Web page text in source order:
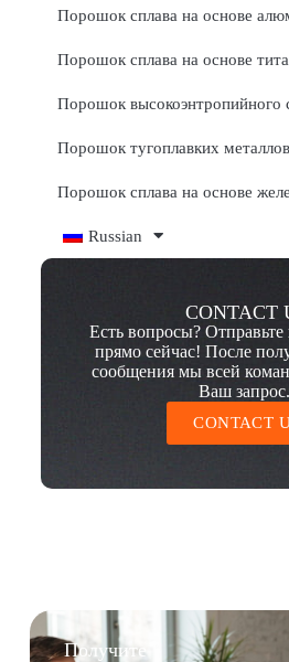
Порошок сплава на основе
Порошок сплава на основе
Порошок высокоэнтропийного
Порошок тугоплавких металлов
Порошок сплава на основе
Russian
CONTACT
Есть вопросы?
прямо сейчас! После
сообщения мы всей
Ваш запрос.
CONTACT
Получите